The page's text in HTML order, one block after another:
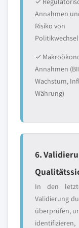
Annahmen
Risiko von
✓
Annahmen
Wachstum,
Währung)
6.
In den
Validierung
überprüfen,